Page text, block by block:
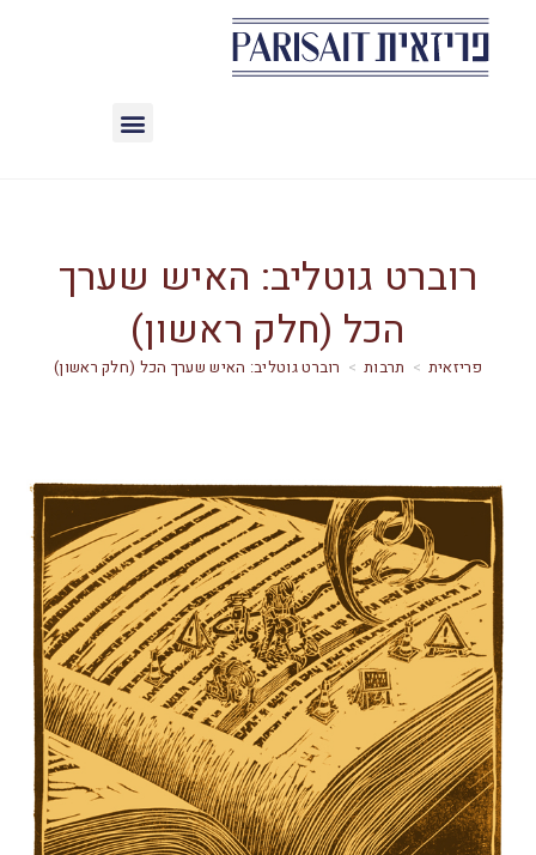
רוברט גוטליב: האיש שערך
הכל (חלק ראשון)
> תרבות > רוברט גוטליב: האיש שערך הכל (חלק ראשון)